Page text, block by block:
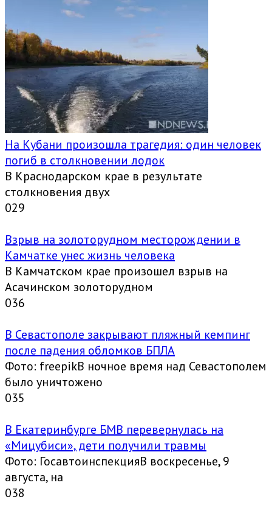
На Кубани произошла трагедия: один человек
погиб в столкновении лодок
В Краснодарском крае в результате
столкновения двух
029
Взрыв на золоторудном месторождении в
Камчатке унес жизнь человека
В Камчатском крае произошел взрыв на
Асачинском золоторудном
036
В Севастополе закрывают пляжный кемпинг
после падения обломков БПЛА
Фото: freepikВ ночное время над Севастополем
было уничтожено
035
В Екатеринбурге БМВ перевернулась на
«Мицубиси», дети получили травмы
Фото: ГосавтоинспекцияВ воскресенье, 9
августа, на
038